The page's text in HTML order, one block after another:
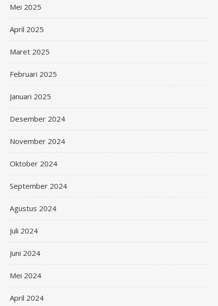
Mei 2025
April 2025
Maret 2025
Februari 2025
Januari 2025
Desember 2024
November 2024
Oktober 2024
September 2024
Agustus 2024
Juli 2024
Juni 2024
Mei 2024
April 2024